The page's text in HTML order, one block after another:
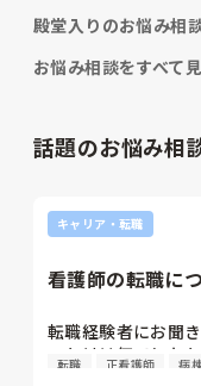
患者14人とか受け
朝の情報収集にも
わからないという
をした事がなく、
言われていて、そ
新人さんが可愛そ
びり記録していて
けても、「記録終
早く色々覚えたい
ず…これはPNS云
に業務をこなし
昔からいますので
で、昔は良かった
タに出来るでしょ
抱えるのは到底ム
🎵僕の持論ですけ
殿堂入りのお悩み相
お悩み相談をすべて
話題のお悩み相
キャリア・転職
看護師の転職に
転職経験者にお聞
っかけは何でしたか?
転職 正看護師 病